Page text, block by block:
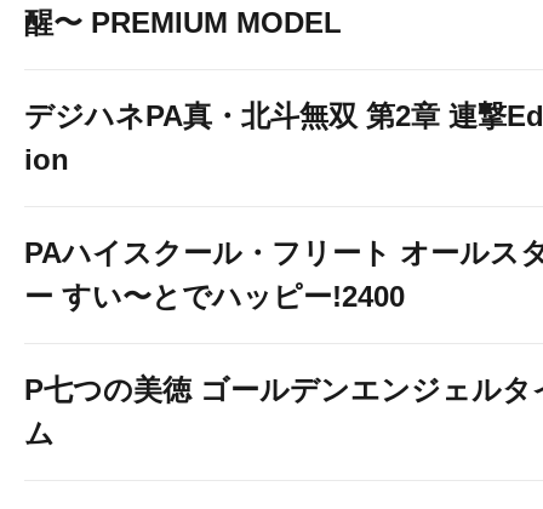
醒〜 PREMIUM MODEL
デジハネPA真・北斗無双 第2章 連撃
ion
PAハイスクール・フリート オールス
ー すい〜とでハッピー!2400
P七つの美徳 ゴールデンエンジェルタ
ム